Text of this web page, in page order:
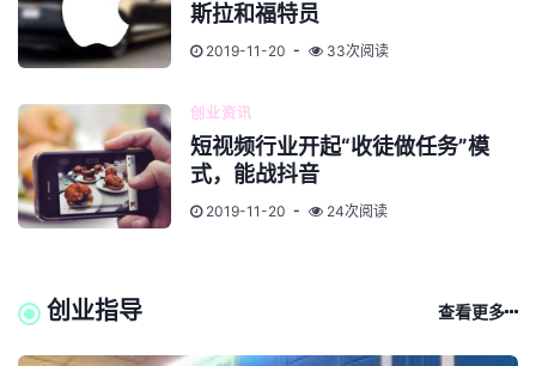
斯拉和福特员
2019-11-20 33次阅读
创业资讯
短视频行业开起“收徒做任务”模
式，能战抖音
2019-11-20 24次阅读
创业指导 查看更多